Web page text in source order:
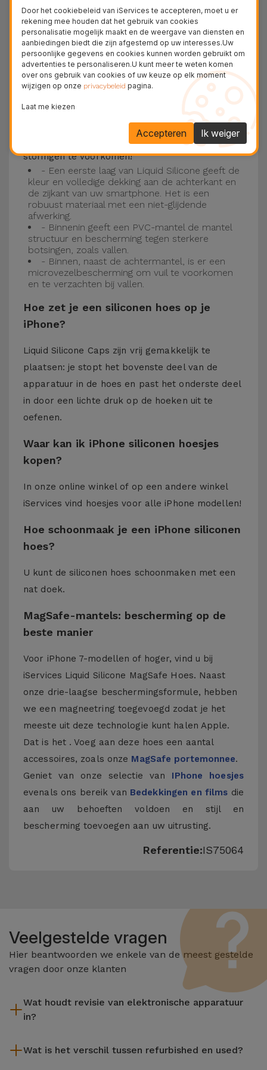
15, 14, 13, 12 onder meer en het nieuwste model
van de Apple, deiPhone 16eniPhone 17.
Drie-laagse bescherming met de
siliconen kappen
Onze iPhone siliconen hoesjes hebben een
robuuste, kwalitatieve constructie met een
drielaagse constructie om ongelukken en
storingen te voorkomen!
- Een eerste laag van Liquid Silicone geeft de
kleur en volledige dekking aan de achterkant en
de zijkant van uw smartphone. Het is een
robuust materiaal met een niet-glijdende
afwerking.
- Binnenin geeft een PVC-mantel de mantel
structuur en bescherming tegen sterkere
botsingen, zoals vallen.
- Binnen, naast de achtermantel, is er een
microvezelbescherming om vuil te voorkomen
en te verzachten bij vallen.
Hoe zet je een siliconen hoes op je
iPhone?
Liquid Silicone Caps zijn vrij gemakkelijk te
plaatsen: je stopt het bovenste deel van de
apparatuur in de hoes en past het onderste deel
in door een lichte druk op de hoeken uit te
oefenen.
Waar kan ik iPhone siliconen hoesjes
kopen?
In onze online winkel of op een andere winkel
iServices vind hoesjes voor alle iPhone modellen!
Hoe schoonmaak je een iPhone siliconen
hoes?
U kunt de siliconen hoes schoonmaken met een
nat doek.
MagSafe-mantels: bescherming op de
beste manier
Voor iPhone 7-modellen of hoger, vind u bij
iServices Liquid Silicone MagSafe Hoes. Naast
onze drie-laagse beschermingsformule, hebben
we een magneetring toegevoegd zodat je het
meeste uit deze technologie kunt halen Apple.
Dat is het . Voeg aan deze hoes een aantal
accessoires, zoals onze MagSafe portemonnee.
Geniet van onze selectie van IPhone hoesjes
evenals ons bereik van Bedekkingen en films die
aan uw behoeften voldoen en stijl en
bescherming toevoegen aan uw uitrusting.
Referentie:IS75064
Veelgestelde vragen
Hier beantwoorden we enkele van de meest gestelde
vragen door onze klanten
Wat houdt revisie van elektronische apparatuur
in?
reiniging, en niet te vergeten het repareren van elk defect
Wat is het verschil tussen refurbished en used?
Door het cookiebeleid van iServices te accepteren, moet u er
rekening mee houden dat het gebruik van cookies
personalisatie mogelijk maakt en de weergave van diensten en
aanbiedingen biedt die zijn afgestemd op uw interesses.Uw
persoonlijke gegevens en cookies kunnen worden gebruikt om
advertenties te personaliseren.U kunt meer te weten komen
over ons gebruik van cookies of uw keuze op elk moment
wijzigen op onze privacybeleid pagina.
Laat me kiezen
Ik weiger
Accepteren